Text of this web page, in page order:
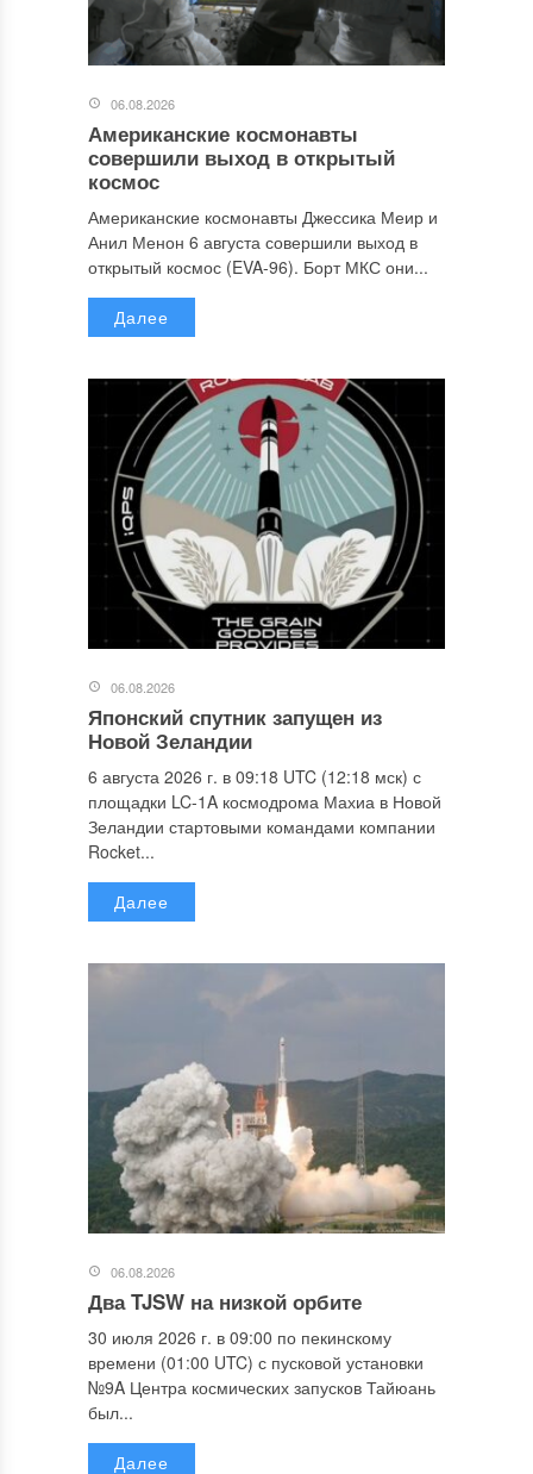
06.08.2026
Американские космонавты
совершили выход в открытый
космос
Американские космонавты Джессика Меир и
Анил Менон 6 августа совершили выход в
открытый космос (EVA-96). Борт МКС они...
Далее
06.08.2026
Японский спутник запущен из
Новой Зеландии
6 августа 2026 г. в 09:18 UTC (12:18 мск) с
площадки LC-1A космодрома Махиа в Новой
Зеландии стартовыми командами компании
Rocket...
Далее
06.08.2026
Два TJSW на низкой орбите
30 июля 2026 г. в 09:00 по пекинскому
времени (01:00 UTC) с пусковой установки
№9A Центра космических запусков Тайюань
был...
Далее